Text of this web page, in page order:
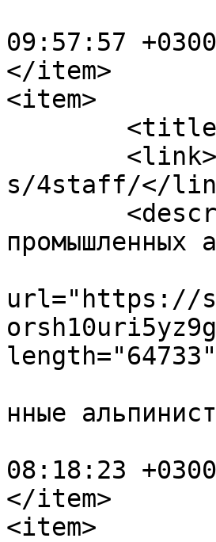
09:57:57
</item>
<item>
s/4staff/</
url="https://
нные
08:18:23
</item>
<item>